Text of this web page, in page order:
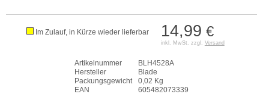
14,99 €
inkl. MwSt. zzgl. Versand
Im Zulauf, in Kürze wieder lieferbar
Artikelnummer
BLH4528A
Hersteller
Blade
Packungsgewicht
0,02 Kg
EAN
605482073339